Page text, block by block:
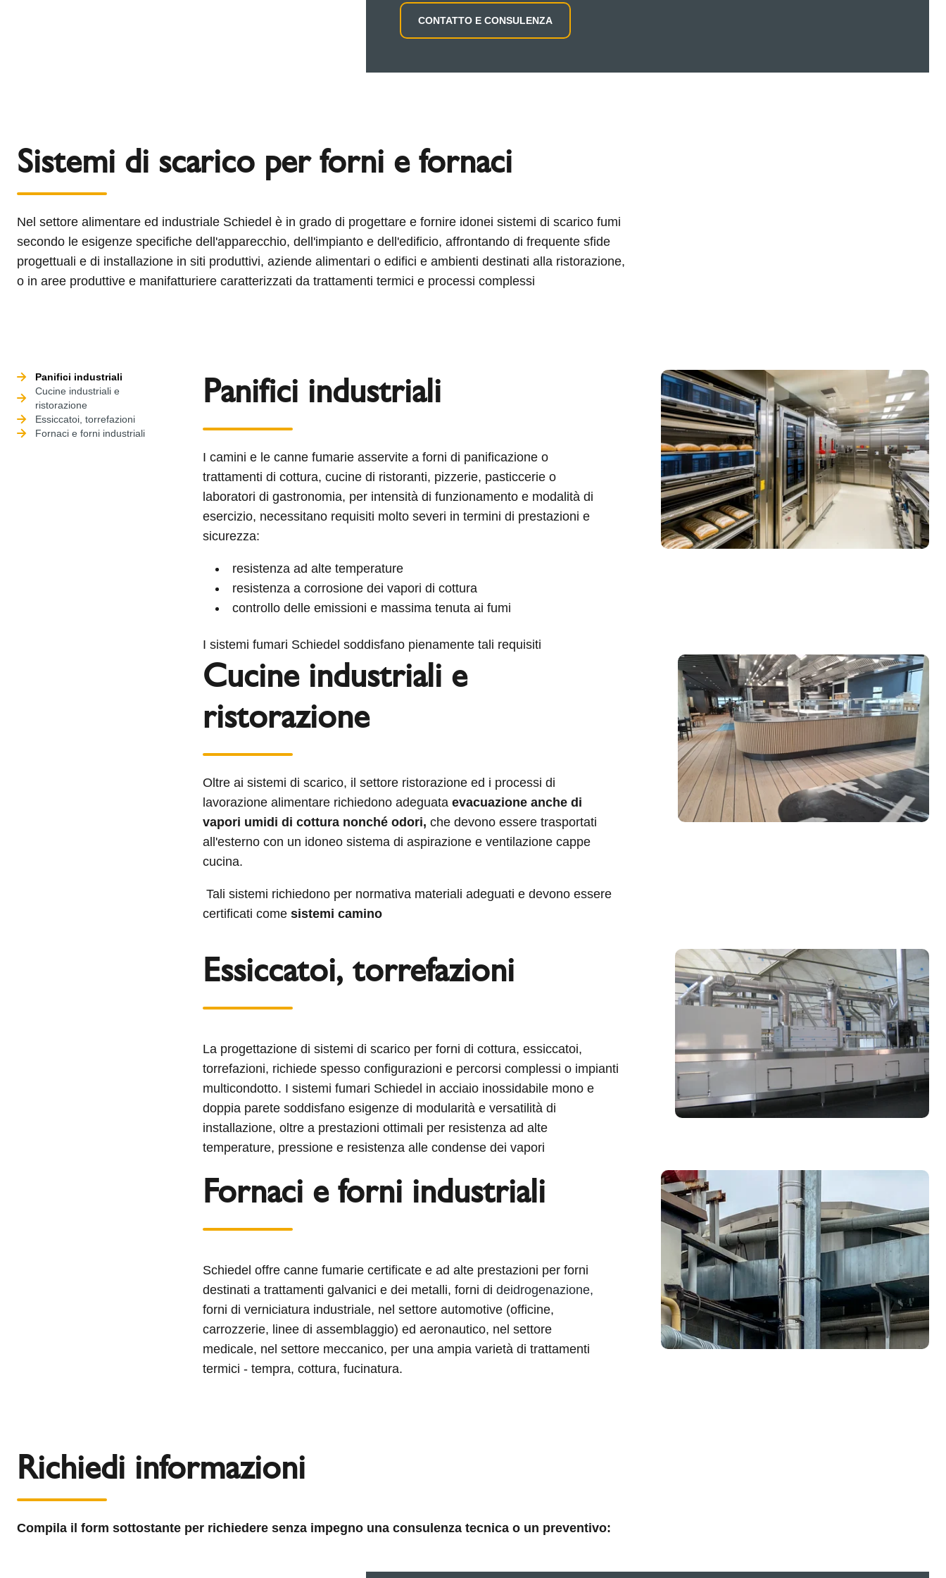
CONTATTO E CONSULENZA
Sistemi di scarico per forni e fornaci
Nel settore alimentare ed industriale Schiedel è in grado di progettare e fornire idonei sistemi di scarico fumi
secondo le esigenze specifiche dell'apparecchio, dell'impianto e dell'edificio, affrontando di frequente sfide
progettuali e di installazione in siti produttivi, aziende alimentari o edifici e ambienti destinati alla ristorazione,
o in aree produttive e manifatturiere caratterizzati da trattamenti termici e processi complessi
Panifici industriali
Cucine industriali e
ristorazione
Essiccatoi, torrefazioni
Fornaci e forni industriali
Panifici industriali
I camini e le canne fumarie asservite a forni di panificazione o
trattamenti di cottura, cucine di ristoranti, pizzerie, pasticcerie o
laboratori di gastronomia, per intensità di funzionamento e modalità di
esercizio, necessitano requisiti molto severi in termini di prestazioni e
sicurezza:
resistenza ad alte temperature
resistenza a corrosione dei vapori di cottura
controllo delle emissioni e massima tenuta ai fumi
I sistemi fumari Schiedel soddisfano pienamente tali requisiti
Cucine industriali e
ristorazione
Oltre ai sistemi di scarico, il settore ristorazione ed i processi di
lavorazione alimentare richiedono adeguata evacuazione anche di
vapori umidi di cottura nonché odori, che devono essere trasportati
all'esterno con un idoneo sistema di aspirazione e ventilazione cappe
cucina.
Tali sistemi richiedono per normativa materiali adeguati e devono essere
certificati come sistemi camino
Essiccatoi, torrefazioni
La progettazione di sistemi di scarico per forni di cottura, essiccatoi,
torrefazioni, richiede spesso configurazioni e percorsi complessi o impianti
multicondotto. I sistemi fumari Schiedel in acciaio inossidabile mono e
doppia parete soddisfano esigenze di modularità e versatilità di
installazione, oltre a prestazioni ottimali per resistenza ad alte
temperature, pressione e resistenza alle condense dei vapori
Fornaci e forni industriali
Schiedel offre canne fumarie certificate e ad alte prestazioni per forni
destinati a trattamenti galvanici e dei metalli, forni di deidrogenazione,
forni di verniciatura industriale, nel settore automotive (officine,
carrozzerie, linee di assemblaggio) ed aeronautico, nel settore
medicale, nel settore meccanico, per una ampia varietà di trattamenti
termici - tempra, cottura, fucinatura.
Richiedi informazioni
Compila il form sottostante per richiedere senza impegno una consulenza tecnica o un preventivo: